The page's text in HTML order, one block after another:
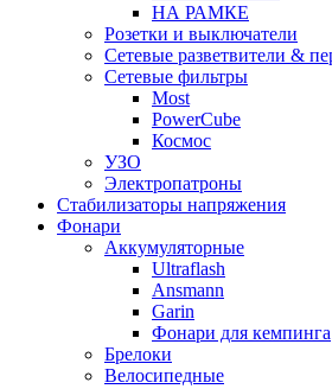
НА РАМКЕ
Розетки и выключатели
Сетевые разветвители &
Сетевые фильтры
Most
PowerCube
Космос
УЗО
Электропатроны
Стабилизаторы напряжения
Фонари
Аккумуляторные
Ultraflash
Ansmann
Garin
Фонари для кемпинга
Брелоки
Велосипедные